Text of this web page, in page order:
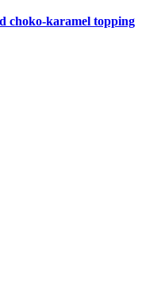
choko-karamel topping